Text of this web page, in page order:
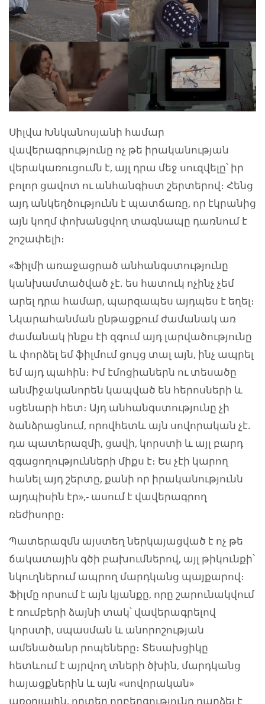
Սիլվա Խնկանոսյանի համար
վավերագրությունը ոչ թե իրականության
վերակառուցումն է, այլ դրա մեջ սուզվելը՝ իր
բոլոր ցավոտ ու անհանգիստ շերտերով։ Հենց
այդ անկեղծությունն է պատճառը, որ էկրանից
այն կողմ փոխանցվող տագնապը դառնում է
շոշափելի։
«Ֆիլմի առաջացրած անհանգստությունը
կանխամտածված չէ. ես հատուկ ոչինչ չեմ
արել դրա համար, պարզապես այդպես է եղել։
Նկարահանման ընթացքում ժամանակ առ
ժամանակ ինքս էի զգում այդ լարվածությունը
և փորձել եմ ֆիլմում ցույց տալ այն, ինչ ապրել
եմ այդ պահին։ Իմ էմոցիաներն ու տեսածը
անմիջականորեն կապված են հերոսների և
սցենարի հետ։ Այդ անհանգստությունը չի
ձանձրացնում, որովհետև այն սովորական չէ.
դա պատերազմի, ցավի, կորստի և այլ բարդ
զգացողությունների միքս է։ Ես չէի կարող
հանել այդ շերտը, քանի որ իրականությունն
այդպիսին էր»,- ասում է վավերագրող
ռեժիսորը։
Պատերազմն այստեղ ներկայացված է ոչ թե
ճակատային գծի բախումներով, այլ թիկունքի՝
նկուղներում ապրող մարդկանց պայքարով։
Ֆիլմը որսում է այն կյանքը, որը շարունակվում
է ռումբերի ձայնի տակ՝ վավերագրելով
կորստի, սպասման և անորոշության
ամենածանր րոպեները։ Տեսախցիկը
հետևում է այրվող տների ծխին, մարդկանց
հայացքներին և այն «սովորական»
առօրյային, որտեղ ողբերգությունը դարձել է